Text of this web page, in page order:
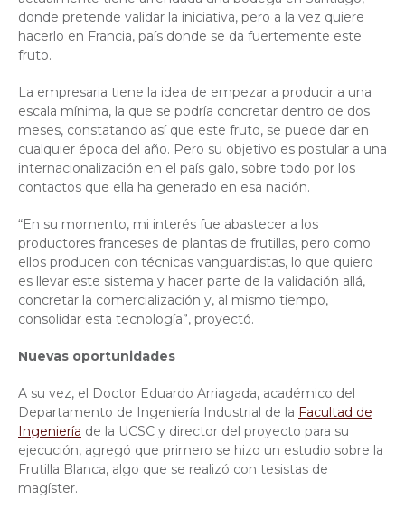
donde pretende validar la iniciativa, pero a la vez quiere
hacerlo en Francia, país donde se da fuertemente este
fruto.
La empresaria tiene la idea de empezar a producir a una
escala mínima, la que se podría concretar dentro de dos
meses, constatando así que este fruto, se puede dar en
cualquier época del año. Pero su objetivo es postular a una
internacionalización en el país galo, sobre todo por los
contactos que ella ha generado en esa nación.
“En su momento, mi interés fue abastecer a los
productores franceses de plantas de frutillas, pero como
ellos producen con técnicas vanguardistas, lo que quiero
es llevar este sistema y hacer parte de la validación allá,
concretar la comercialización y, al mismo tiempo,
consolidar esta tecnología”, proyectó.
Nuevas oportunidades
A su vez, el Doctor Eduardo Arriagada, académico del
Departamento de Ingeniería Industrial de la Facultad de
Ingeniería de la UCSC y director del proyecto para su
ejecución, agregó que primero se hizo un estudio sobre la
Frutilla Blanca, algo que se realizó con tesistas de
magíster.